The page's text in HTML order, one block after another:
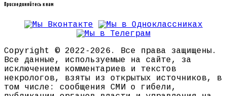
Присоединяйтесь к нам
Copyright © 2022-2026. Все права защищены.
Все данные, используемые на сайте, за
исключением комментариев и текстов
некрологов, взяты из открытых источников, в
том числе: сообщения СМИ о гибели,